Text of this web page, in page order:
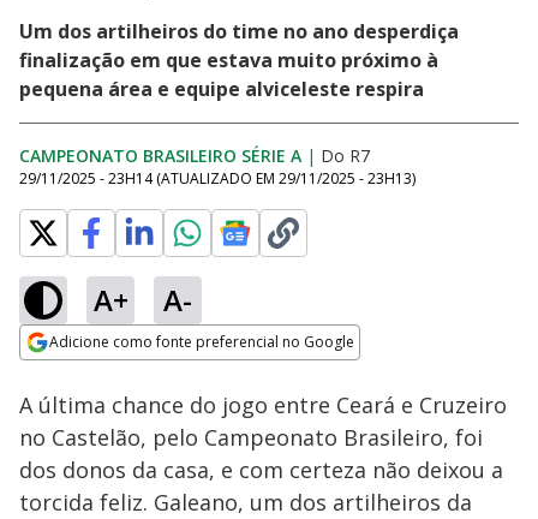
Um dos artilheiros do time no ano desperdiça
finalização em que estava muito próximo à
pequena área e equipe alviceleste respira
CAMPEONATO BRASILEIRO SÉRIE A | Do R7
29/11/2025 - 23H14 (ATUALIZADO EM 29/11/2025 - 23H13)
A+ A-
Adicione como fonte preferencial no Google
Ativar
100.00%
A última chance do jogo entre Ceará e Cruzeiro
no Castelão, pelo Campeonato Brasileiro, foi
dos donos da casa, e com certeza não deixou a
torcida feliz. Galeano, um dos artilheiros da